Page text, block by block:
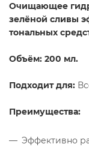
Очищающее
зелёной сливы
тональных
Объём: 200 мл.
Подходит для:
Преимущества:
Эффективно